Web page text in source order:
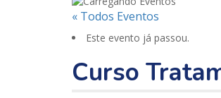
« Todos Eventos
Este evento já passou.
Curso